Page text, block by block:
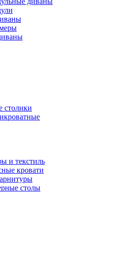
столики
и текстиль
кровати
столы